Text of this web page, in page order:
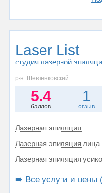
Laser List
студия лазерной
р-н. Шевченковский
5.4
баллов
1
отзыв
Лазерная эпиляция
Лазерная эпиляция
Лазерная эпиляция
➡️ Все услуги и цены